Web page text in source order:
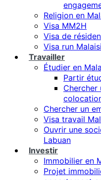
Religion en
Visa MM2H
Visa de
Visa run
Travailler
Étudier en
Partir
Chercher
Chercher un
Visa travail
Ouvrir une
Labuan
Investir
Immobilier en
Projet